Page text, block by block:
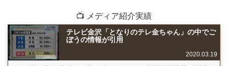
📺 メディア紹介実績
テレビ金沢「となりのテレ金ちゃん」の中でご
ぼうの情報が引用
2020.03.19